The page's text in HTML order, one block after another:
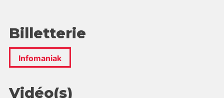
Billetterie
Infomaniak
Vidéo(s)